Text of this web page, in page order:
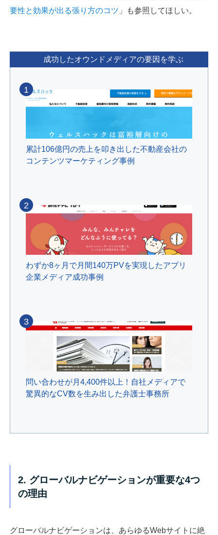
要性と効果が出る張り方のコツ 」も参照してほしい。
成功したオウンドメディアの要因を学ぶ
累計106億円の売上を叩き出した不動産会社の
コンテンツマーケティング事例
1
わずか8ヶ月で月間140万PVを実現したアプリ
企業メディア成功事例
2
問い合わせが月4,400件以上！自社メディアで
驚異的なCV数を生み出した弁護士事務所
3
2. グローバルナビゲーションが重要な4つ
の理由
グローバルナビゲーションは、あらゆるWebサイトに絶